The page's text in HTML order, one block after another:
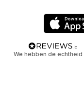
We hebben de